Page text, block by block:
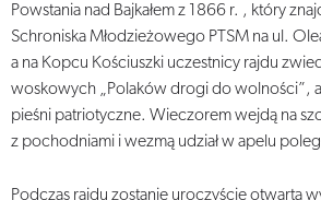
Powstania nad Bajkałem z 1866 r. , który
Schroniska Młodzieżowego PTSM na ul.
a na Kopcu Kościuszki uczestnicy rajdu
woskowych „Polaków drogi do wolności”,
pieśni patriotyczne. Wieczorem wejdą na
z pochodniami i wezmą udział w apelu
Podczas rajdu zostanie uroczyście otwarta